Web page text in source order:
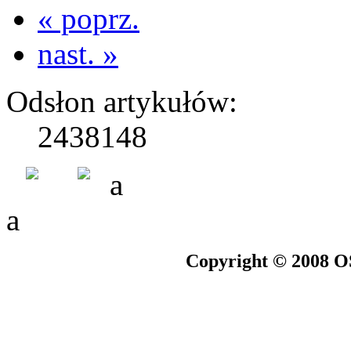
« poprz.
nast. »
Odsłon artykułów:
2438148
a
a
Copyright © 2008